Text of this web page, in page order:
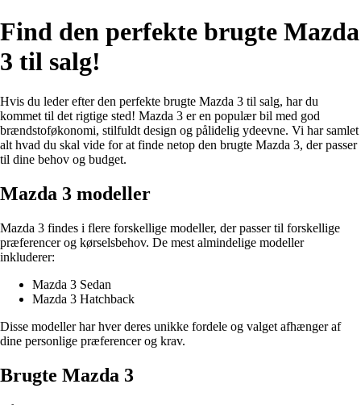
Find den perfekte brugte Mazda
3 til salg!
Hvis du leder efter den perfekte brugte Mazda 3 til salg, har du
kommet til det rigtige sted! Mazda 3 er en populær bil med god
brændstoføkonomi, stilfuldt design og pålidelig ydeevne. Vi har samlet
alt hvad du skal vide for at finde netop den brugte Mazda 3, der passer
til dine behov og budget.
Mazda 3 modeller
Mazda 3 findes i flere forskellige modeller, der passer til forskellige
præferencer og kørselsbehov. De mest almindelige modeller
inkluderer:
Mazda 3 Sedan
Mazda 3 Hatchback
Disse modeller har hver deres unikke fordele og valget afhænger af
dine personlige præferencer og krav.
Brugte Mazda 3